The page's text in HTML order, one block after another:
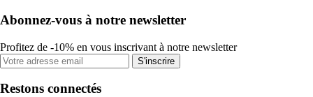
Abonnez-vous à notre newsletter
Profitez de -10% en vous inscrivant à notre newsletter
S'inscrire
Restons connectés